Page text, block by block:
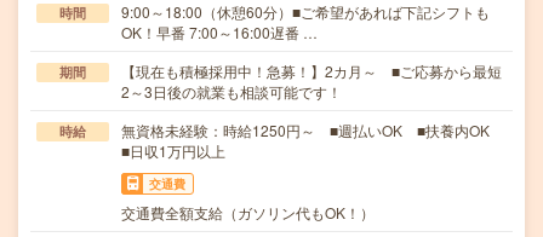
時間
9:00～18:00（休憩60分）■ご希望があれば下記シフトも
OK！早番 7:00～16:00遅番 …
期間
【現在も積極採用中！急募！】2カ月～ ■ご応募から最短
2～3日後の就業も相談可能です！
時給
無資格未経験：時給1250円～ ■週払いOK ■扶養内OK
■日収1万円以上
交通費
交通費全額支給（ガソリン代もOK！）